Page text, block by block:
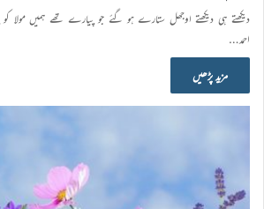
دیکھتے ہی دیکھتے اوجھل ستارے ہو گئے جو پیارے تھے ہمیں مولا
احمد…
مزید پڑھیں